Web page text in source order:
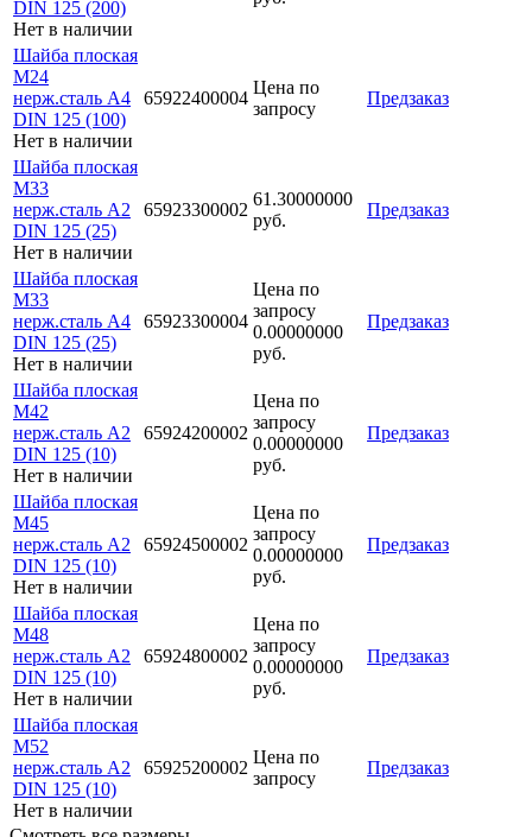
DIN 125 (200)
Нет в наличии
Шайба плоская
М24
нерж.сталь А4
DIN 125 (100)
Нет в наличии
65922400004
Цена по
запросу
Предзаказ
Шайба плоская
М33
нерж.сталь А2
DIN 125 (25)
Нет в наличии
65923300002
61.30000000
руб.
Предзаказ
Шайба плоская
М33
нерж.сталь А4
DIN 125 (25)
Нет в наличии
65923300004
Цена по
запросу
0.00000000
руб.
Предзаказ
Шайба плоская
М42
нерж.сталь А2
DIN 125 (10)
Нет в наличии
65924200002
Цена по
запросу
0.00000000
руб.
Предзаказ
Шайба плоская
М45
нерж.сталь А2
DIN 125 (10)
Нет в наличии
65924500002
Цена по
запросу
0.00000000
руб.
Предзаказ
Шайба плоская
М48
нерж.сталь А2
DIN 125 (10)
Нет в наличии
65924800002
Цена по
запросу
0.00000000
руб.
Предзаказ
Шайба плоская
М52
нерж.сталь А2
DIN 125 (10)
Нет в наличии
65925200002
Цена по
запросу
Предзаказ